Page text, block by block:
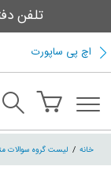
تلفن دفتر
اچ پی ساپورت
خانه لیست گروه سوالات